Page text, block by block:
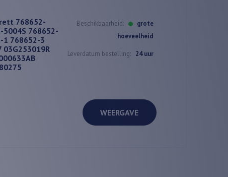
768652-
5004S 768652-
1 768652-3
Beschikbaarheid:
grote
hoeveelheid
Leverdatum bestelling: 24 uur
WEERGAVE